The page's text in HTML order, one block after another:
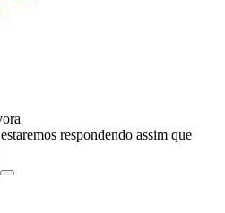
respondendo assim que